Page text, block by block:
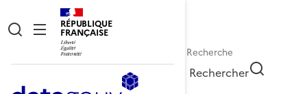
RÉPUBLIQUE
FRANÇAISE
Rechercher